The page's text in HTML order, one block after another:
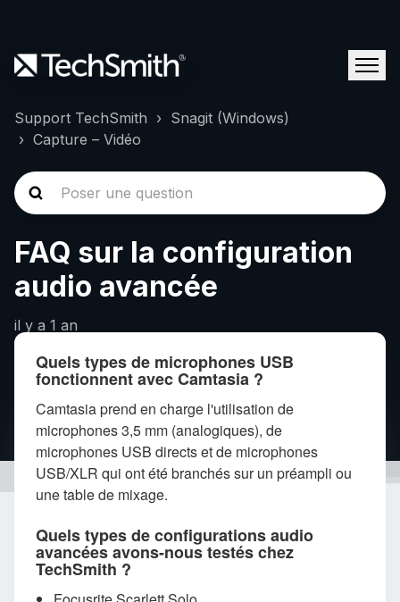
Support TechSmith
Snagit (Windows)
Capture – Vidéo
FAQ sur la configuration
audio avancée
il y a 1 an
Quels types de microphones USB
fonctionnent avec Camtasia ?
Camtasia prend en charge l'utilisation de
microphones 3,5 mm (analogiques), de
microphones USB directs et de microphones
USB/XLR qui ont été branchés sur un préampli ou
une table de mixage.
Quels types de configurations audio
avancées avons-nous testés chez
TechSmith ?